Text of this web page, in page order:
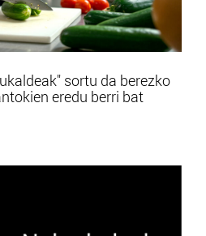
sortu da berezko
eredu berri bat